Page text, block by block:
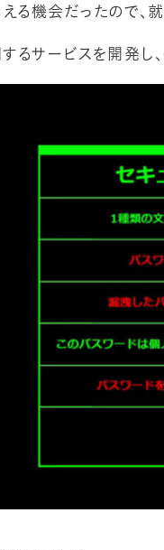
機会だったので、
るサービスを開発し